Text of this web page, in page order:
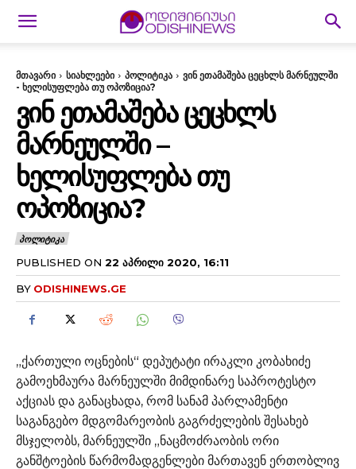
მთავარი სიახლეები პოლიტიკა
ვინ ეთამაშება ცეცხლს მარნეულში
- ხელისუფლება თუ ოპოზიცია?
ᲕᲘᲜ ᲔᲗᲐᲛᲐᲨᲔᲑᲐ ᲪᲔᲪᲮᲚᲡ
ᲛᲐᲠᲜᲔᲣᲚᲨᲘ –
ᲮᲔᲚᲘᲡᲣᲤᲚᲔᲑᲐ ᲗᲣ
ᲝᲞᲝᲖᲘᲪᲘᲐ?
ᲞᲝᲚᲘᲢᲘᲙᲐ
PUBLISHED ON 22 ᲐᲞᲠᲘᲚᲘ 2020, 16:11
BY ODISHINEWS.GE
„ქართული ოცნების“ დეპუტატი ირაკლი კობახიძე
გამოეხმაურა მარნეულში მიმდინარე საპროტესტო
აქციას და განაცხადა, რომ სანამ პარლამენტი
საგანგებო მდგომარეობის გაგრძელების შესახებ
მსჯელობს, მარნეულში „ნაცმოძრაობის ორი
განშტოების წარმომადგენლები მართავენ ერთობლივ